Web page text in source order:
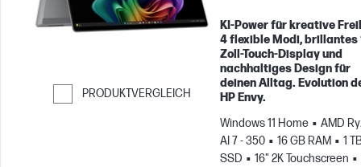
PRODUKTVERGLEICH
Weiter zum Vergleichen
KI-Power für kreative
4 flexible Modi, brillantes
Zoll-Touch-Display und
nachhaltiges Design für
deinen Alltag. Evolution
HP Envy.
Windows 11 Home
AMD
AI 7 - 350
16 GB RAM
1
SSD
16" 2K Touchscreen